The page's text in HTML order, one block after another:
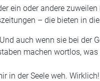
ein oder andere
– die bieten in
auch wenn sie bei
machen wortlos,
in der Seele weh.